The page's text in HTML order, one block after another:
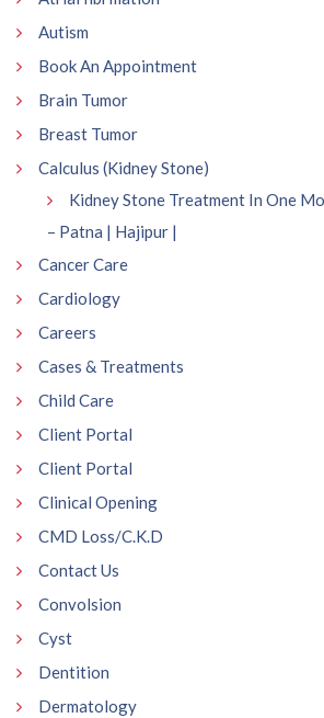
Autism
Book An Appointment
Brain Tumor
Breast Tumor
Calculus (Kidney Stone)
Kidney Stone Treatment In One
– Patna | Hajipur |
Cancer Care
Cardiology
Careers
Cases & Treatments
Child Care
Client Portal
Client Portal
Clinical Opening
CMD Loss/C.K.D
Contact Us
Convolsion
Cyst
Dentition
Dermatology